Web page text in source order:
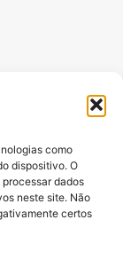
como
dispositivo. O
dados
neste site. Não
certos